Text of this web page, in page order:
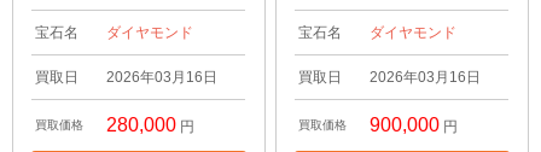
宝石名 ダイヤモンド
買取日 2026年03月16日
買取価格 280,000 円
宝石名 ダイヤモンド
買取日 2026年03月16日
買取価格 900,000 円